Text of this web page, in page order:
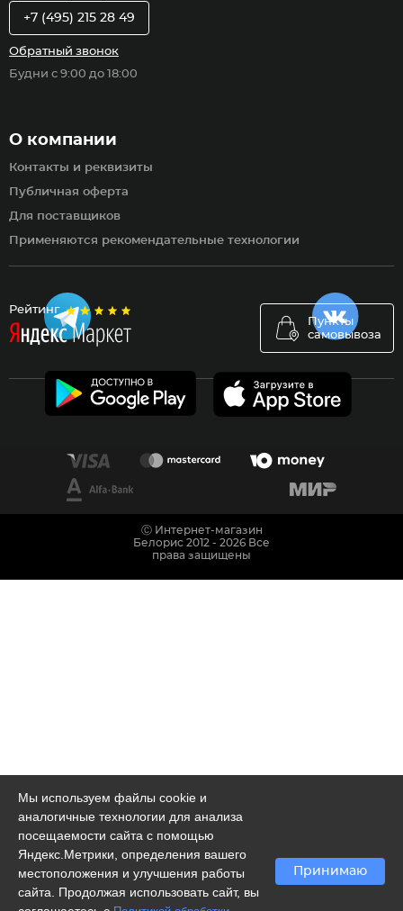
Рейтинг
Пункты
самовывоза
О компании
Контакты и реквизиты
Публичная оферта
Для поставщиков
Применяются рекомендательные технологии
+7 (495) 215 28 49
Обратный звонок
Будни с 9:00 до 18:00
Мы используем файлы cookie и
аналогичные технологии для анализа
посещаемости сайта с помощью
Яндекс.Метрики, определения вашего
местоположения и улучшения работы
сайта. Продолжая использовать сайт, вы
Принимаю
Ⓒ Интернет-магазин
Белорис 2012 - 2026 Все
права защищены